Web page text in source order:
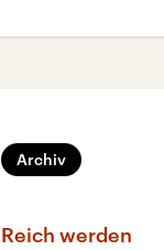
Archiv
Reich werden